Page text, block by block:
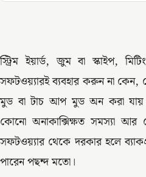
স্ট্রিম ইয়ার্ড, জুম বা স্কাইপ,
সফটওয়্যারই ব্যবহার করুন না কেন,
মুড বা টাচ আপ মুড অন করা
কোনো অনাকাক্সিক্ষত সমস্যা আর
সফটওয়্যার থেকে দরকার হলে
পারেন পছন্দ মতো।